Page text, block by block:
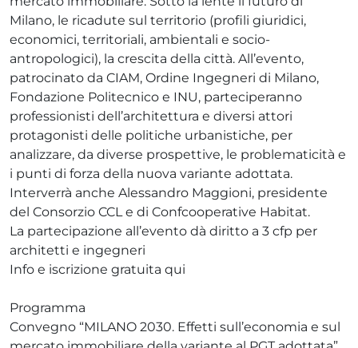
Milano, le ricadute sul territorio (profili giuridici,
economici, territoriali, ambientali e socio-
antropologici), la crescita della città. All’evento,
patrocinato da CIAM, Ordine Ingegneri di Milano,
Fondazione Politecnico e INU, parteciperanno
professionisti dell’architettura e diversi attori
protagonisti delle politiche urbanistiche, per
analizzare, da diverse prospettive, le problematicità e
i punti di forza della nuova variante adottata.
Interverrà anche Alessandro Maggioni, presidente
del Consorzio CCL e di Confcooperative Habitat.
La partecipazione all’evento dà diritto a 3 cfp per
architetti e ingegneri
Info e iscrizione gratuita qui
Programma
Convegno “MILANO 2030. Effetti sull’economia e sul